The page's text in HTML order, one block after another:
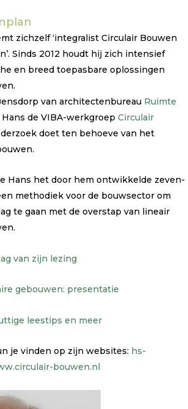
zichzelf ‘integralist Circulair Bouwen
Sinds 2012 houdt hij zich intensief
en breed toepasbare oplossingen
van architectenbureau Ruimte
de VIBA-werkgroep Circulair
doet ten behoeve van het
Hans het door hem ontwikkelde zeven-
methodiek voor de bouwsector om
te gaan met de overstap van lineair
van zijn lezing
gebouwen: presentatie
leestips en meer
je vinden op zijn websites: hs-
bouwen.nl